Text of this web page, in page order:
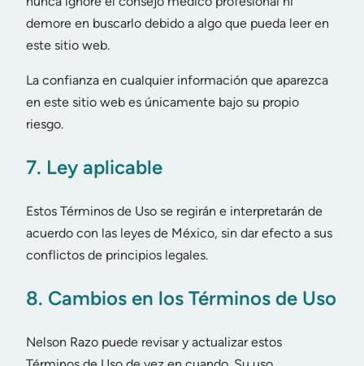
demore en buscarlo debido a algo que pueda leer en
este sitio web.
La confianza en cualquier información que aparezca
en este sitio web es únicamente bajo su propio
riesgo.
7. Ley aplicable
Estos Términos de Uso se regirán e interpretarán de
acuerdo con las leyes de México, sin dar efecto a sus
conflictos de principios legales.
8. Cambios en los Términos de Uso
Nelson Razo puede revisar y actualizar estos